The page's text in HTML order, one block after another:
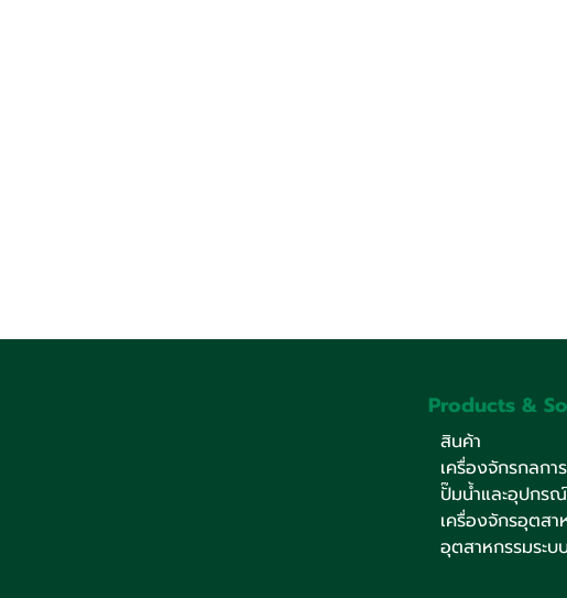
Products &
สินค้า
เครื่องจักรกลกา
ปั๊มน้ำและอุปกรณ์
เครื่องจักรอุตสา
อุตสาหกรรมระบ